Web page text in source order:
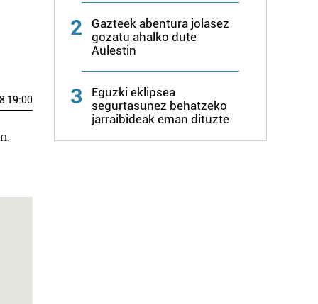
19:00
2
Gazteek abentura jolasez
gozatu ahalko dute
Aulestin
3
Eguzki eklipsea
segurtasunez behatzeko
jarraibideak eman dituzte